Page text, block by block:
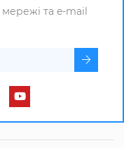
мережі та e-mail